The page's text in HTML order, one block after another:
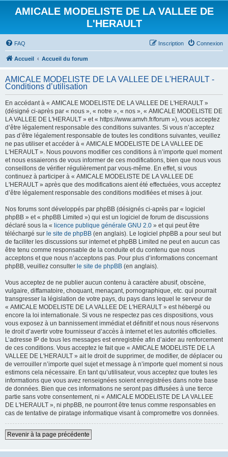
AMICALE MODELISTE DE LA VALLEE DE
L'HERAULT
FAQ Connexion
Inscription
Accueil Accueil du forum
AMICALE MODELISTE DE LA VALLEE DE L'HERAULT -
Conditions d’utilisation
En accédant à « AMICALE MODELISTE DE LA VALLEE DE L'HERAULT »
(désigné ci-après par « nous », « notre », « nos », « AMICALE MODELISTE DE
LA VALLEE DE L'HERAULT » et « https://www.amvh.fr/forum »), vous acceptez
d’être légalement responsable des conditions suivantes. Si vous n’acceptez
pas d’être légalement responsable de toutes les conditions suivantes, veuillez
ne pas utiliser et accéder à « AMICALE MODELISTE DE LA VALLEE DE
L'HERAULT ». Nous pouvons modifier ces conditions à n’importe quel moment
et nous essaierons de vous informer de ces modifications, bien que nous vous
conseillons de vérifier régulièrement par vous-même. En effet, si vous
continuez à participer à « AMICALE MODELISTE DE LA VALLEE DE
L'HERAULT » après que des modifications aient été effectuées, vous acceptez
d’être légalement responsable des conditions modifiées et mises à jour.
Nos forums sont développés par phpBB (désignés ci-après par « logiciel
phpBB » et « phpBB Limited ») qui est un logiciel de forum de discussions
déclaré sous la « licence publique générale GNU 2.0 » et qui peut être
téléchargé sur le site de phpBB (en anglais). Le logiciel phpBB a pour seul but
de faciliter les discussions sur internet et phpBB Limited ne peut en aucun cas
être tenu comme responsable de la conduite et du contenu que nous
acceptons et que nous n’acceptons pas. Pour plus d’informations concernant
phpBB, veuillez consulter le site de phpBB (en anglais).
Vous acceptez de ne publier aucun contenu à caractère abusif, obscène,
vulgaire, diffamatoire, choquant, menaçant, pornographique, etc. qui pourrait
transgresser la législation de votre pays, du pays dans lequel le serveur de
« AMICALE MODELISTE DE LA VALLEE DE L'HERAULT » est hébergé ou
encore la loi internationale. Si vous ne respectez pas ces dispositions, vous
vous exposez à un bannissement immédiat et définitif et nous nous réservons
le droit d’avertir votre fournisseur d’accès à internet et les autorités officielles.
L’adresse IP de tous les messages est enregistrée afin d’aider au renforcement
de ces conditions. Vous acceptez le fait que « AMICALE MODELISTE DE LA
VALLEE DE L'HERAULT » ait le droit de supprimer, de modifier, de déplacer ou
de verrouiller n’importe quel sujet et message à n’importe quel moment si nous
estimons cela nécessaire. En tant qu’utilisateur, vous acceptez que toutes les
informations que vous avez renseignées soient enregistrées dans notre base
de données. Bien que ces informations ne seront pas diffusées à une tierce
partie sans votre consentement, ni « AMICALE MODELISTE DE LA VALLEE
DE L'HERAULT », ni phpBB, ne pourront être tenus comme responsables en
cas de tentative de piratage informatique visant à compromettre vos données.
Revenir à la page précédente